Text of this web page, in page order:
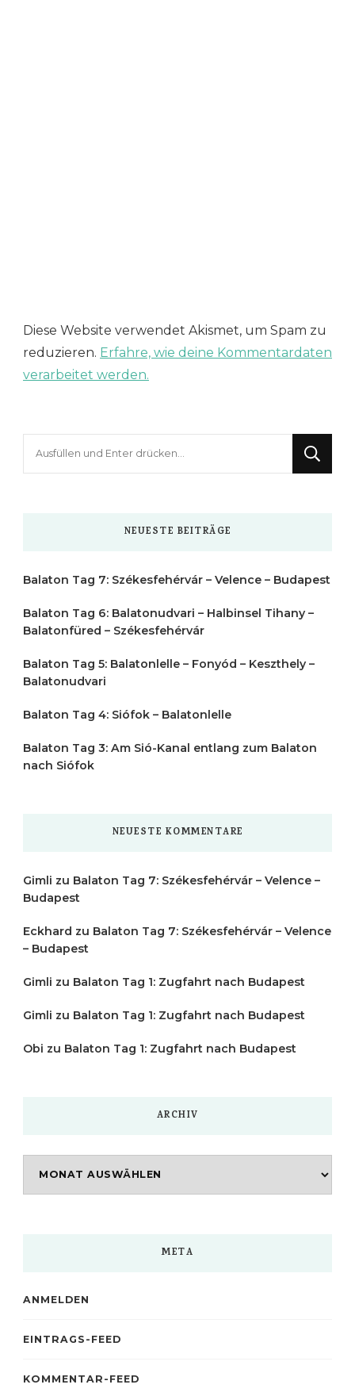
Diese Website verwendet Akismet, um Spam zu
reduzieren. Erfahre, wie deine Kommentardaten
verarbeitet werden.
NEUESTE BEITRÄGE
Balaton Tag 7: Székesfehérvár – Velence – Budapest
Balaton Tag 6: Balatonudvari – Halbinsel Tihany –
Balatonfüred – Székesfehérvár
Balaton Tag 5: Balatonlelle – Fonyód – Keszthely –
Balatonudvari
Balaton Tag 4: Siófok – Balatonlelle
Balaton Tag 3: Am Sió-Kanal entlang zum Balaton
nach Siófok
NEUESTE KOMMENTARE
Gimli zu Balaton Tag 7: Székesfehérvár – Velence –
Budapest
Eckhard zu Balaton Tag 7: Székesfehérvár – Velence
– Budapest
Gimli zu Balaton Tag 1: Zugfahrt nach Budapest
Gimli zu Balaton Tag 1: Zugfahrt nach Budapest
Obi zu Balaton Tag 1: Zugfahrt nach Budapest
ARCHIV
META
ANMELDEN
EINTRAGS-FEED
KOMMENTAR-FEED